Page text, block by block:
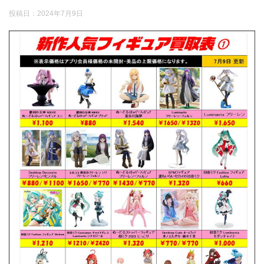
投稿日： 2024年7月9日